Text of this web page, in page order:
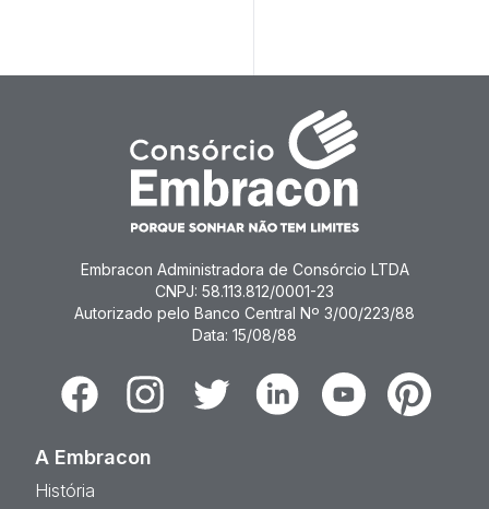
Embracon Administradora de Consórcio LTDA
CNPJ: 58.113.812/0001-23
Autorizado pelo Banco Central Nº 3/00/223/88
Data: 15/08/88
FacebookInstagramTwitter LinkedinYoutubePinterest
A Embracon
História